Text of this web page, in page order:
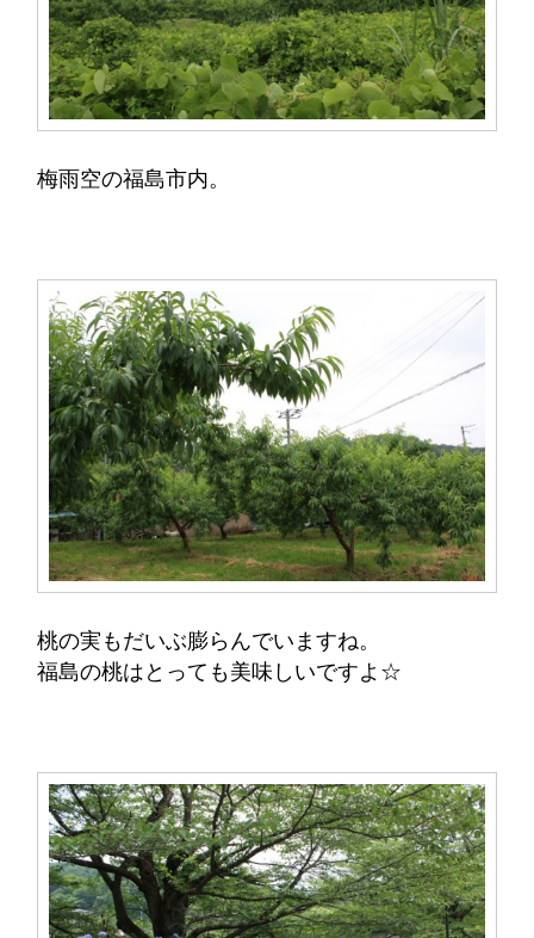
梅雨空の福島市内。
桃の実もだいぶ膨らんでいますね。
福島の桃はとっても美味しいですよ☆